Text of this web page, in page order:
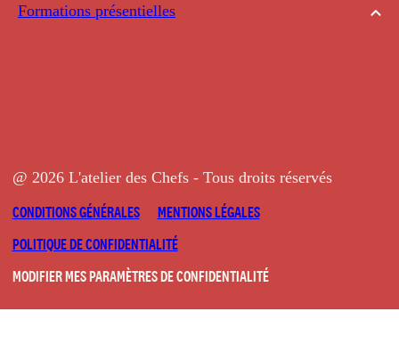
Formations présentielles
@ 2026 L'atelier des Chefs - Tous droits réservés
CONDITIONS GÉNÉRALES
MENTIONS LÉGALES
POLITIQUE DE CONFIDENTIALITÉ
MODIFIER MES PARAMÈTRES DE CONFIDENTIALITÉ